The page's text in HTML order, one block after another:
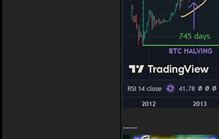
-----